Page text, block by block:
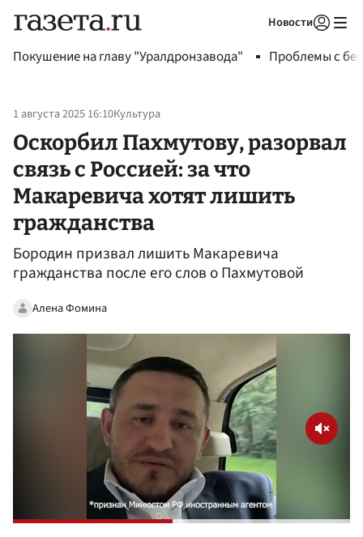
Новости
Покушение на главу "Уралдронзавода" Проблемы с
1 августа 2025 16:10Культура
Оскорбил Пахмутову, разорвал
связь с Россией: за что
Макаревича хотят лишить
гражданства
Бородин призвал лишить Макаревича
гражданства после его слов о Пахмутовой
Алена Фомина